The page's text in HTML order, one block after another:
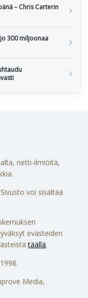
– Chris Carterin
300 miljoonaa
netti-ilmiöitä,
voi sisältää
evästeiden
täällä.
Media,